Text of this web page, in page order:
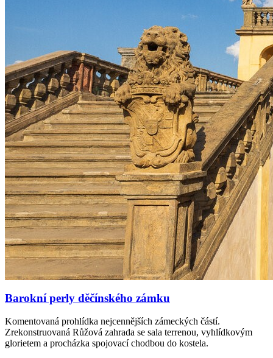
Barokní perly děčínského zámku
Komentovaná prohlídka nejcennějších zámeckých částí.
Zrekonstruovaná Růžová zahrada se sala terrenou, vyhlídkovým
glorietem a procházka spojovací chodbou do kostela.